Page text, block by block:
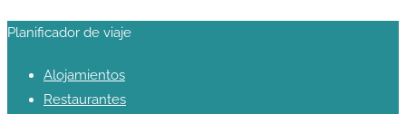
Planificador de viaje
Alojamientos
Restaurantes